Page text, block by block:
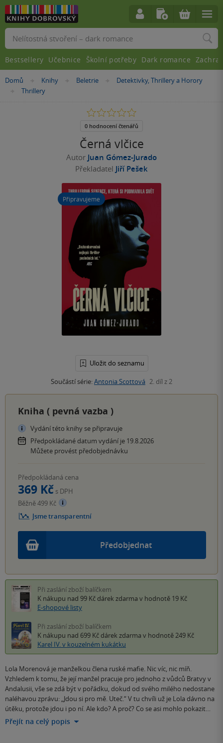
Nacházíte
Domů »Knihy »
Beletrie »
Detektivky, Thrillery a Horory
»
Thrillery
Černá vlčice
Autor Juan Gómez-Jurado
Překladatel Jiří Pešek
Připravujeme
Uložit do seznamu
Součástí série:Antonia Scottová 2. díl z 2
0.0
5
0 hodnocení čtenářů
Kniha ( pevná vazba )
Vydání této knihy se připravuje
Předpokládané datum vydání je 19.8.2026
Můžete provést předobjednávku
Předobjednat
Předpokládaná cena
369 Kč s DPH
Běžně 499 Kč
Jsme transparentní
Při zaslání zboží balíčkem
K nákupu nad 99 Kč dárek zdarma v hodnotě 19 Kč
E-shopové listy
Při zaslání zboží balíčkem
K nákupu nad 699 Kč dárek zdarma v hodnotě 249 Kč
Karel IV. v kouzelném kukátku
Lola Morenová je manželkou člena ruské mafie. Nic víc, nic míň.
Vzhledem k tomu, že její manžel pracuje pro jednoho z vůdců Bratvy v
Andalusii, vše se zdá být v pořádku, dokud od svého milého nedostane
naléhavou zprávu: „Jdou si pro mě. Uteč.“ V tu chvíli už je Lola dávno na
útěku, protože jdou i po ní. Ale kdo? A proč? Co se asi mohlo pokazit…
Přejít na celý popis
Vyhledávání
Bestsellery Učebnice Školní potřeby Dark romance